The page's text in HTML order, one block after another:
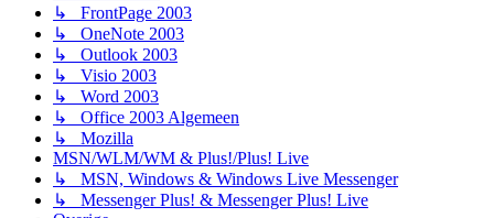
↳ FrontPage 2003
↳ OneNote 2003
↳ Outlook 2003
↳ Visio 2003
↳ Word 2003
↳ Office 2003 Algemeen
↳ Mozilla
MSN/WLM/WM & Plus!/Plus! Live
↳ MSN, Windows & Windows Live Messenger
↳ Messenger Plus! & Messenger Plus! Live